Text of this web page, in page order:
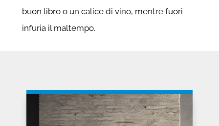
buon libro o un calice di vino, mentre fuori
infuria il maltempo.